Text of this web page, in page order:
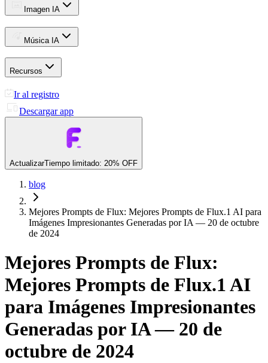
Imagen IA
Música IA
Recursos
Ir al registro
Descargar app
ActualizarTiempo limitado: 20% OFF
blog
Mejores Prompts de Flux: Mejores Prompts de Flux.1 AI para
Imágenes Impresionantes Generadas por IA — 20 de octubre
de 2024
Mejores Prompts de Flux:
Mejores Prompts de Flux.1 AI
para Imágenes Impresionantes
Generadas por IA — 20 de
octubre de 2024